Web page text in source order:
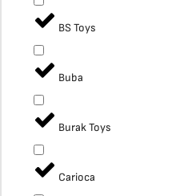
BS Toys
Buba
Burak Toys
Carioca